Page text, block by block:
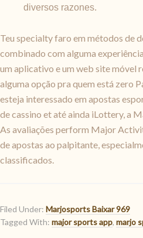
diversos razones.
Teu specialty faro em métodos de
combinado com alguma
um aplicativo e um web site móvel
alguma opção pra quem está zero
esteja interessado em apostas
de cassino et até ainda iLottery, a
As avaliações perform Major
de apostas ao palpitante,
classificados.
Filed Under: Marjosports Baixar 969
Tagged With: major sports app, marjo